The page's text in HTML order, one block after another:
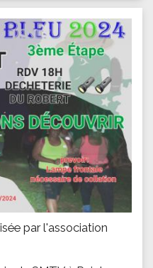
par l'association